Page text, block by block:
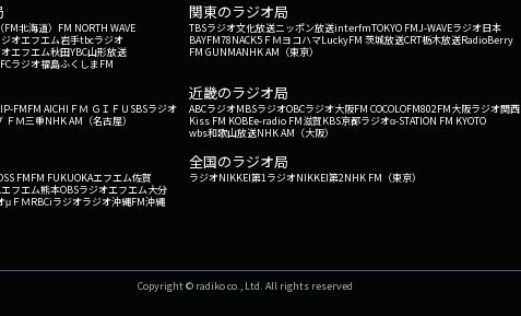
北海道） FM NORTH WAVE
オエフエム岩手tbcラジオ
エフエム秋田YBC山形放送
ラジオ福島ふくしまFM
関東のラジオ局
TBSラジオ文化放送ニッポン放送interfmTOKYO FMJ-WAVEラジオ日本
BAYFM78NACK5 ＦＭヨコハマLuckyFM 茨城放送CRT栃木放送RadioBerry
FM GUNMANHK AM（東京）
FMFM AICHI ＦＭ ＧＩＦＵ SBSラジオ
ＦＭ三重NHK AM（名古屋）
近畿のラジオ局
ABCラジオMBSラジオOBCラジオ大阪FM COCOLOFM802FM大阪ラジオ関西
Kiss FM KOBEe-radio FM滋賀KBS京都ラジオα-STATION FM KYOTO
wbs和歌山放送NHK AM（大阪）
FMFM FUKUOKAエフエム佐賀
フエム熊本OBSラジオエフエム大分
μＦＭRBCiラジオラジオ沖縄FM沖縄
全国のラジオ局
ラジオNIKKEI第1ラジオNIKKEI第2NHK FM（東京）
Copyright © radiko co., Ltd. All rights reserved